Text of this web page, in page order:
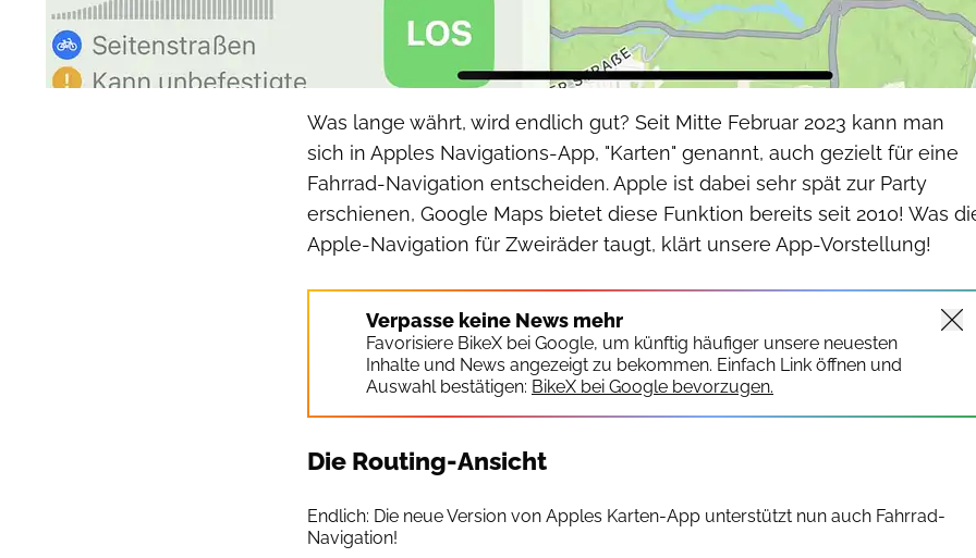
Was lange währt, wird endlich gut? Seit Mitte Februar 2023 kann man
sich in Apples Navigations-App, "Karten" genannt, auch gezielt für eine
Fahrrad-Navigation entscheiden. Apple ist dabei sehr spät zur Party
erschienen, Google Maps bietet diese Funktion bereits seit 2010! Was
Apple-Navigation für Zweiräder taugt, klärt unsere App-Vorstellung!
Verpasse keine News mehr
Favorisiere BikeX bei Google, um künftig häufiger unsere neuesten
Inhalte und News angezeigt zu bekommen. Einfach Link öffnen und
Auswahl bestätigen: BikeX bei Google bevorzugen.
Die Routing-Ansicht
Endlich: Die neue Version von Apples Karten-App unterstützt nun auch Fahrrad-
Navigation!